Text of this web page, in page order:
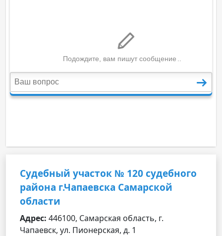
Судебный участок № 120 судебного
района г.Чапаевска Самарской
области
Адрес: 446100, Самарская область, г.
Чапаевск, ул. Пионерская, д. 1